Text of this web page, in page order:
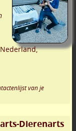
Nederland,
van je
Dierenarts